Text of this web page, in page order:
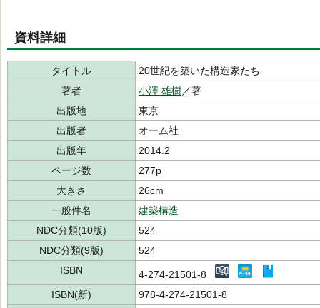
資料詳細
タイトル
20世紀を築いた構造家たち
著者
小澤 雄樹／著
出版地
東京
出版者
オーム社
出版年
2014.2
ページ数
277p
大きさ
26cm
一般件名
建築構造
NDC分類(10版)
524
NDC分類(9版)
524
ISBN
4-274-21501-8
ISBN(新)
978-4-274-21501-8